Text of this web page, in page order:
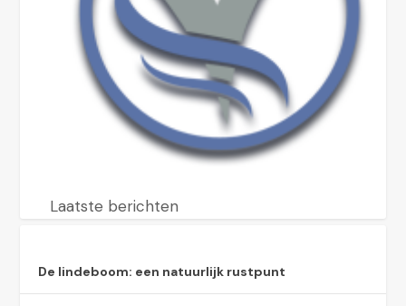
Laatste berichten
De lindeboom: een natuurlijk rustpunt